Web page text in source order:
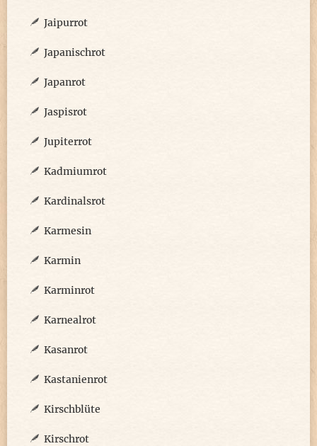
Jaipurrot
Japanischrot
Japanrot
Jaspisrot
Jupiterrot
Kadmiumrot
Kardinalsrot
Karmesin
Karmin
Karminrot
Karnealrot
Kasanrot
Kastanienrot
Kirschblüte
Kirschrot